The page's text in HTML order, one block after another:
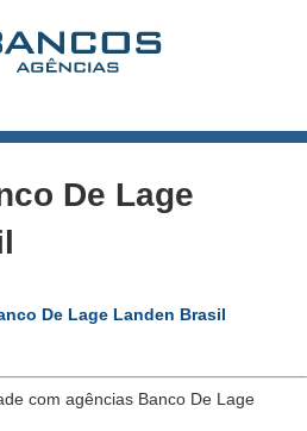
De Lage
De Lage Landen Brasil
com agências Banco De Lage